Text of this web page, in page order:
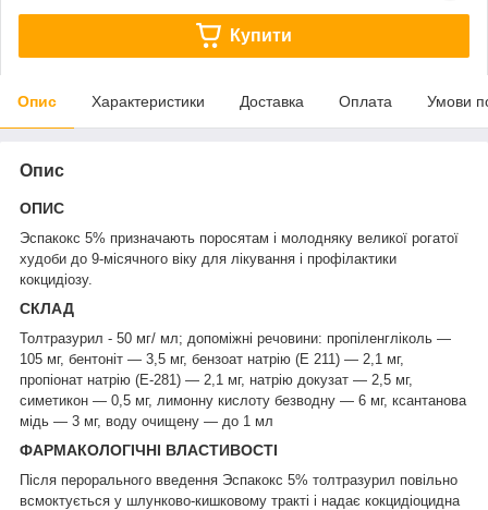
Купити
Опис Характеристики Доставка Оплата Умови
Опис
ОПИС
Эспакокс 5% призначають поросятам і молодняку великої рогатої
худоби до 9-місячного віку для лікування і профілактики
кокцидіозу.
СКЛАД
Толтразурил - 50 мг/ мл; допоміжні речовини: пропіленгліколь ―
105 мг, бентоніт ― 3,5 мг, бензоат натрію (Е 211) ― 2,1 мг,
пропіонат натрію (Е-281) ― 2,1 мг, натрію докузат ― 2,5 мг,
симетикон ― 0,5 мг, лимонну кислоту безводну ― 6 мг, ксантанова
мідь ― 3 мг, воду очищену ― до 1 мл
ФАРМАКОЛОГІЧНІ ВЛАСТИВОСТІ
Після перорального введення Эспакокс 5% толтразурил повільно
всмоктується у шлунково-кишковому тракті і надає кокцидіоцидна